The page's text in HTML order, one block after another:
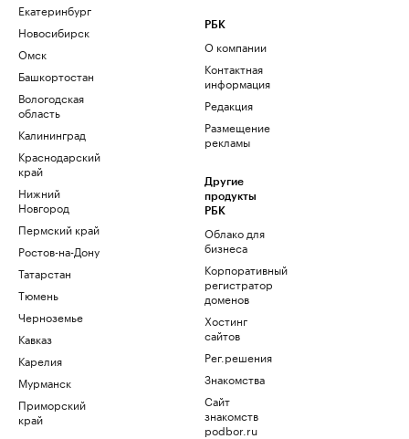
Екатеринбург
Новосибирск
Омск
Башкортостан
Вологодская
область
Калининград
Краснодарский
край
Нижний
Новгород
Пермский край
Ростов-на-Дону
Татарстан
Тюмень
Черноземье
Кавказ
Карелия
Мурманск
Приморский
край
РБК
О компании
Контактная
информация
Редакция
Размещение
рекламы
Другие
продукты
РБК
Облако для
бизнеса
Корпоративный
регистратор
доменов
Хостинг
сайтов
Рег.решения
Знакомства
Сайт
знакомств
podbor.ru